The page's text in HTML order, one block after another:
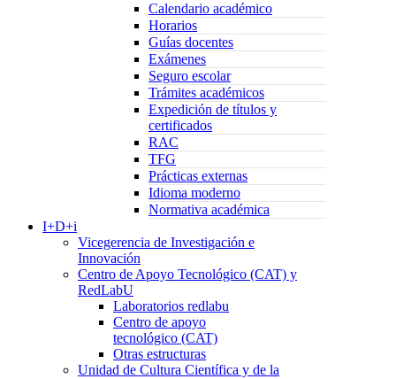
Calendario académico
Horarios
Guías docentes
Exámenes
Seguro escolar
Trámites académicos
Expedición de títulos y
certificados
RAC
TFG
Prácticas externas
Idioma moderno
Normativa académica
I+D+i
Vicegerencia de Investigación e
Innovación
Centro de Apoyo Tecnológico (CAT) y
RedLabU
Laboratorios redlabu
Centro de apoyo
tecnológico (CAT)
Otras estructuras
Unidad de Cultura Científica y de la